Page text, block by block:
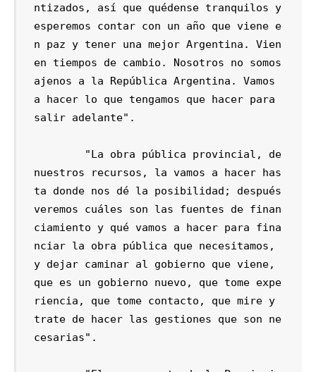
ntizados, así que quédense tranquilos y
esperemos contar con un año que viene e
n paz y tener una mejor Argentina. Vien
en tiempos de cambio. Nosotros no somos
ajenos a la República Argentina. Vamos
a hacer lo que tengamos que hacer para
salir adelante".
nuestros recursos, la vamos a hacer has
ta donde nos dé la posibilidad; después
veremos cuáles son las fuentes de finan
ciamiento y qué vamos a hacer para fina
nciar la obra pública que necesitamos,
y dejar caminar al gobierno que viene,
que es un gobierno nuevo, que tome expe
riencia, que tome contacto, que mire y
trate de hacer las gestiones que son ne
cesarias".